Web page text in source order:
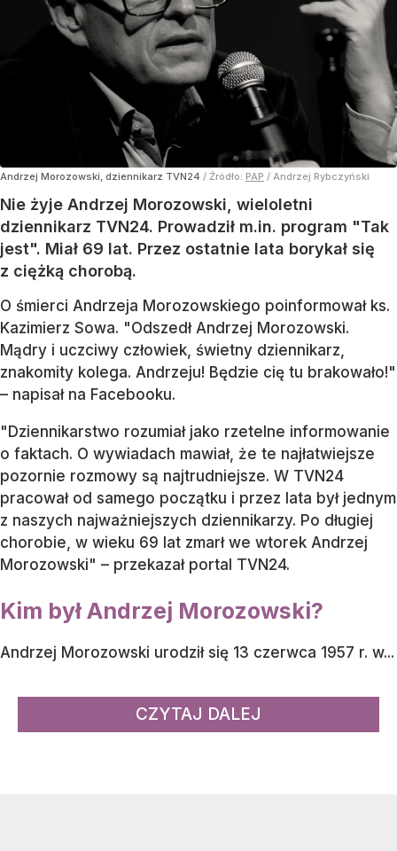
Andrzej Morozowski, dziennikarz TVN24 / Źródło: PAP / Andrzej Rybczyński
Nie żyje Andrzej Morozowski, wieloletni
dziennikarz TVN24. Prowadził m.in. program "Tak
jest". Miał 69 lat. Przez ostatnie lata borykał się
z ciężką chorobą.
O śmierci Andrzeja Morozowskiego poinformował ks.
Kazimierz Sowa. "Odszedł Andrzej Morozowski.
Mądry i uczciwy człowiek, świetny dziennikarz,
znakomity kolega. Andrzeju! Będzie cię tu brakowało!"
– napisał na Facebooku.
"Dziennikarstwo rozumiał jako rzetelne informowanie
o faktach. O wywiadach mawiał, że te najłatwiejsze
pozornie rozmowy są najtrudniejsze. W TVN24
pracował od samego początku i przez lata był jednym
z naszych najważniejszych dziennikarzy. Po długiej
chorobie, w wieku 69 lat zmarł we wtorek Andrzej
Morozowski" – przekazał portal TVN24.
Kim był Andrzej Morozowski?
Andrzej Morozowski urodził się 13 czerwca 1957 r. w...
CZYTAJ DALEJ